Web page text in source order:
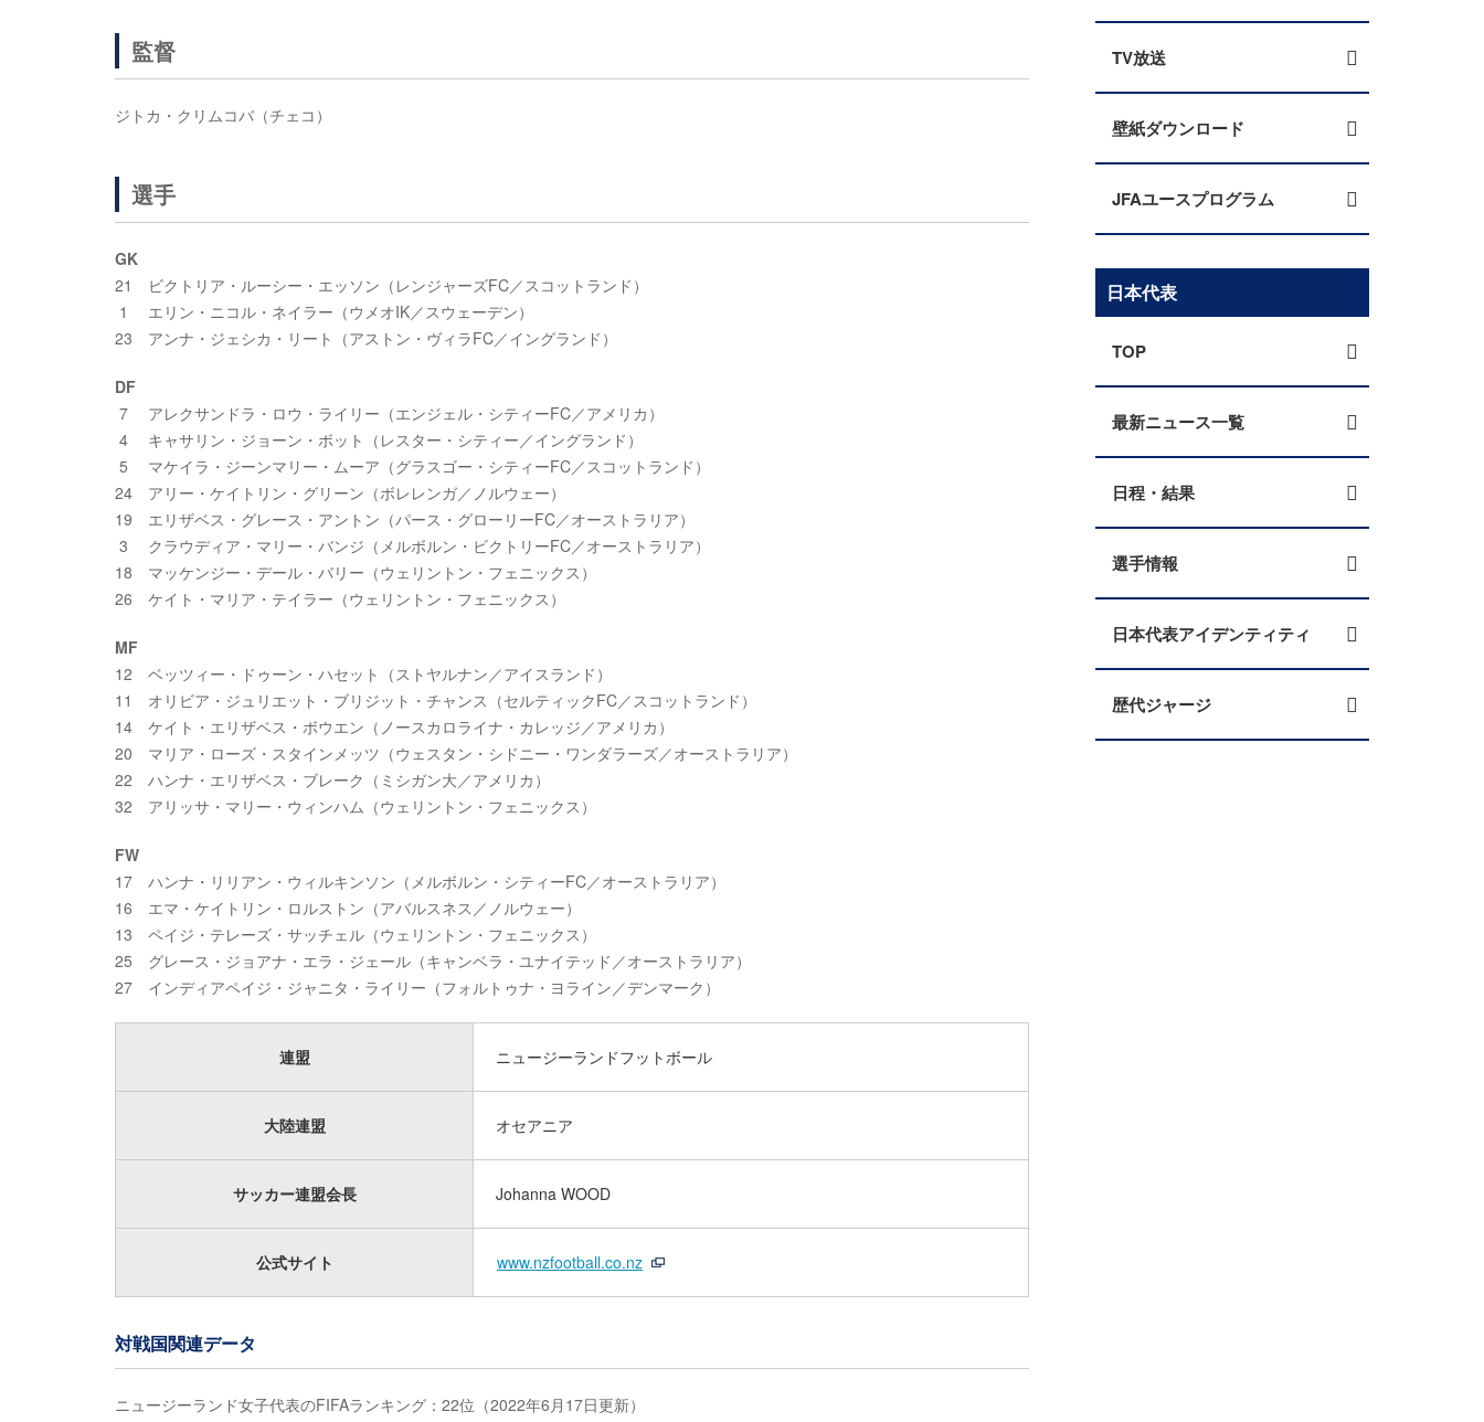
監督
ジトカ・クリムコバ（チェコ）
選手
GK
21 ビクトリア・ルーシー・エッソン（レンジャーズFC／スコットランド）
1 エリン・ニコル・ネイラー（ウメオIK／スウェーデン）
23 アンナ・ジェシカ・リート（アストン・ヴィラFC／イングランド）
DF
7 アレクサンドラ・ロウ・ライリー（エンジェル・シティーFC／アメリカ）
4 キャサリン・ジョーン・ボット（レスター・シティー／イングランド）
5 マケイラ・ジーンマリー・ムーア（グラスゴー・シティーFC／スコットランド）
24 アリー・ケイトリン・グリーン（ボレレンガ／ノルウェー）
19 エリザベス・グレース・アントン（パース・グローリーFC／オーストラリア）
3 クラウディア・マリー・バンジ（メルボルン・ビクトリーFC／オーストラリア）
18 マッケンジー・デール・バリー（ウェリントン・フェニックス）
26 ケイト・マリア・テイラー（ウェリントン・フェニックス）
MF
12 ベッツィー・ドゥーン・ハセット（ストヤルナン／アイスランド）
11 オリビア・ジュリエット・ブリジット・チャンス（セルティックFC／スコットランド）
14 ケイト・エリザベス・ボウエン（ノースカロライナ・カレッジ／アメリカ）
20 マリア・ローズ・スタインメッツ（ウェスタン・シドニー・ワンダラーズ／オーストラリア）
22 ハンナ・エリザベス・ブレーク（ミシガン大／アメリカ）
32 アリッサ・マリー・ウィンハム（ウェリントン・フェニックス）
FW
17 ハンナ・リリアン・ウィルキンソン（メルボルン・シティーFC／オーストラリア）
16 エマ・ケイトリン・ロルストン（アバルスネス／ノルウェー）
13 ペイジ・テレーズ・サッチェル（ウェリントン・フェニックス）
25 グレース・ジョアナ・エラ・ジェール（キャンベラ・ユナイテッド／オーストラリア）
27 インディアペイジ・ジャニタ・ライリー（フォルトゥナ・ヨライン／デンマーク）
連盟 ニュージーランドフットボール
大陸連盟 オセアニア
サッカー連盟会長 Johanna WOOD
公式サイト www.nzfootball.co.nz
対戦国関連データ
ニュージーランド女子代表のFIFAランキング：22位（2022年6月17日更新）
TV放送
壁紙ダウンロード
JFAユースプログラム
日本代表
TOP
最新ニュース一覧
日程・結果
選手情報
日本代表アイデンティティ
歴代ジャージ